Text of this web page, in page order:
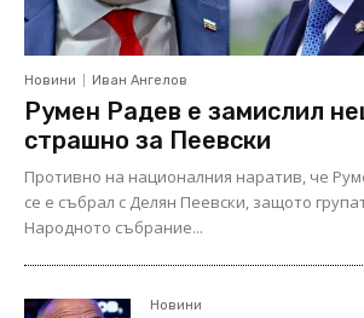
Новини Иван Ангелов
Румен Радев е замислил
страшно за Пеевски
Противно на националния наратив, че
се е събрал с Делян Пеевски, защото
Народното събрание...
Новини